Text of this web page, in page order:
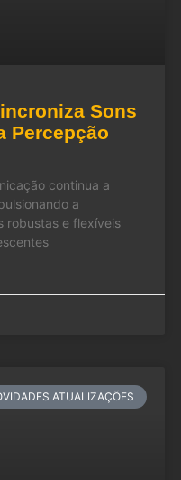
Sons
Percepção
continua a
a
robustas e flexíveis
ATUALIZAÇÕES